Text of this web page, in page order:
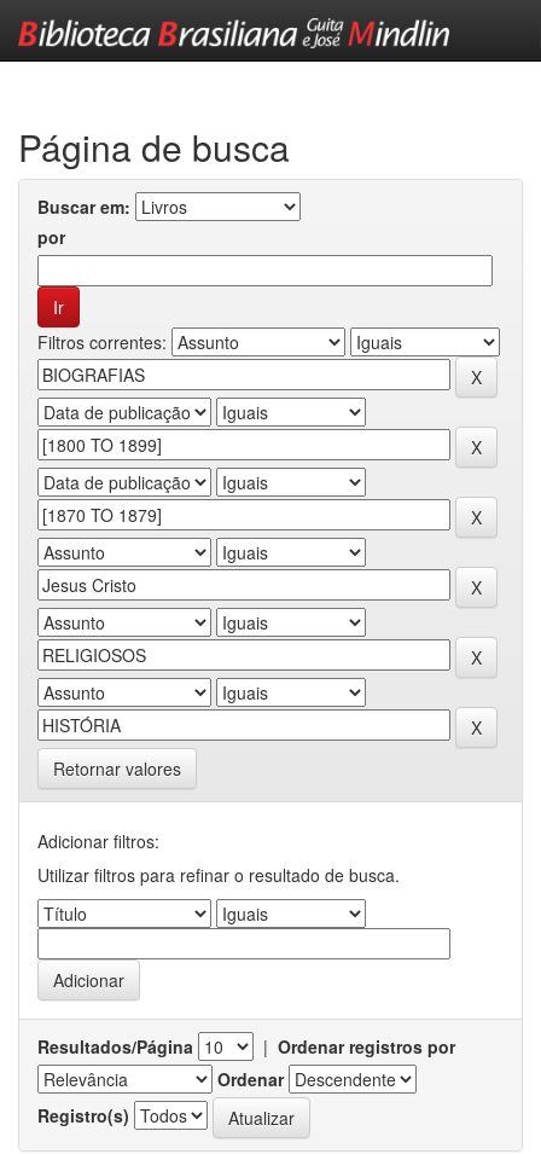
Página de busca
Buscar em:
por
Filtros correntes:
Retornar valores
Adicionar filtros:
Utilizar filtros para refinar o resultado de busca.
Resultados/Página | Ordenar registros por
Ordenar
Registro(s)